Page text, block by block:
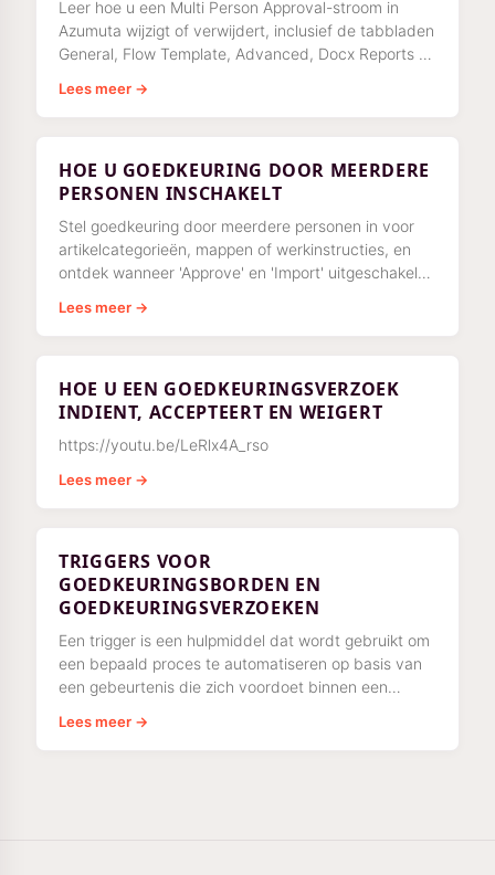
Leer hoe u een Multi Person Approval-stroom in
Azumuta wijzigt of verwijdert, inclusief de tabbladen
General, Flow Template, Advanced, Docx Reports en
Lees meer →
HOE U GOEDKEURING DOOR MEERDERE
PERSONEN INSCHAKELT
Stel goedkeuring door meerdere personen in voor
artikelcategorieën, mappen of werkinstructies, en
ontdek wanneer 'Approve' en 'Import' uitgeschakeld
Lees meer →
HOE U EEN GOEDKEURINGSVERZOEK
INDIENT, ACCEPTEERT EN WEIGERT
https://youtu.be/LeRlx4A_rso
Lees meer →
TRIGGERS VOOR
GOEDKEURINGSBORDEN EN
GOEDKEURINGSVERZOEKEN
Een trigger is een hulpmiddel dat wordt gebruikt om
een bepaald proces te automatiseren op basis van
een gebeurtenis die zich voordoet binnen een
automatiseren
Lees meer →